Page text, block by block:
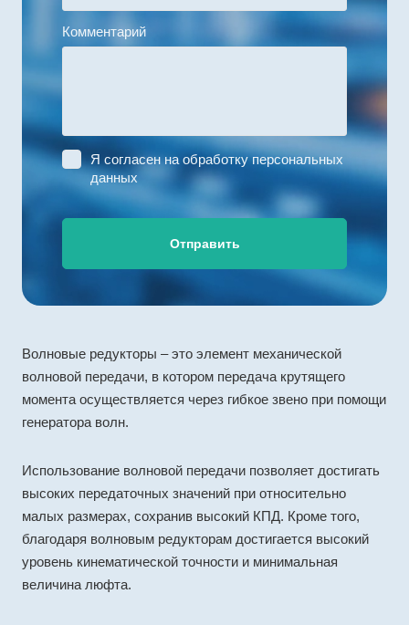
Комментарий
Я согласен на обработку персональных
данных
Отправить
Волновые редукторы – это элемент механической
волновой передачи, в котором передача крутящего
момента осуществляется через гибкое звено при помощи
генератора волн.
Использование волновой передачи позволяет достигать
высоких передаточных значений при относительно
малых размерах, сохранив высокий КПД. Кроме того,
благодаря волновым редукторам достигается высокий
уровень кинематической точности и минимальная
величина люфта.